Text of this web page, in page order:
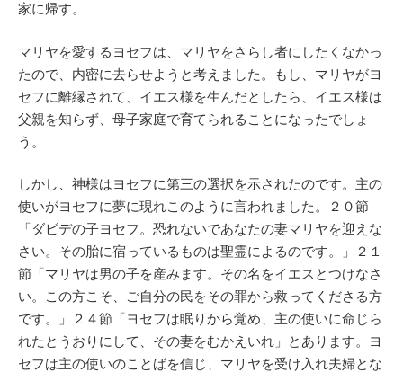
家に帰す。
マリヤを愛するヨセフは、マリヤをさらし者にしたくなかっ
たので、内密に去らせようと考えました。もし、マリヤがヨ
セフに離縁されて、イエス様を生んだとしたら、イエス様は
父親を知らず、母子家庭で育てられることになったでしょ
う。
しかし、神様はヨセフに第三の選択を示されたのです。主の
使いがヨセフに夢に現れこのように言われました。２０節
「ダビデの子ヨセフ。恐れないであなたの妻マリヤを迎えな
さい。その胎に宿っているものは聖霊によるのです。」２１
節「マリヤは男の子を産みます。その名をイエスとつけなさ
い。この方こそ、ご自分の民をその罪から救ってくださる方
です。」２４節「ヨセフは眠りから覚め、主の使いに命じら
れたとうおりにして、その妻をむかえいれ」とあります。ヨ
セフは主の使いのことばを信じ、マリヤを受け入れ夫婦とな